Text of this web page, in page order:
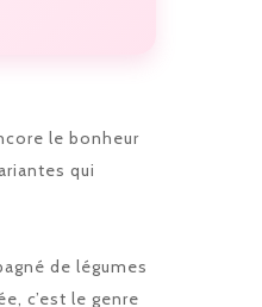
le bonheur
qui
de légumes
c’est le genre